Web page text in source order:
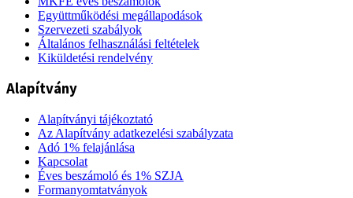
Együttműködési megállapodások
Szervezeti szabályok
Általános felhasználási feltételek
Kiküldetési rendelvény
Alapítvány
Alapítványi tájékoztató
Az Alapítvány adatkezelési szabályzata
Adó 1% felajánlása
Kapcsolat
Éves beszámoló és 1% SZJA
Formanyomtatványok